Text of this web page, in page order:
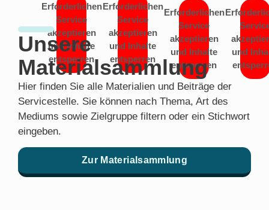
Erforderlichen
Service
akzeptieren
und Inhalte
entsperren
Erforderlichen
Service
akzeptieren
und Inhalte
entsperren
Erforderlichen
Service
akzeptieren
und Inhalte
entsperren
und
Unsere
Materialsammlung
Hier finden Sie alle Materialien und Beiträge der
Servicestelle. Sie können nach Thema, Art des
Mediums sowie Zielgruppe filtern oder ein Stichwort
eingeben.
Zur Materialsammlung